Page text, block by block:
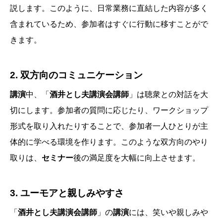
説します。このように、日常業務に直結した内容が多く
含まれているため、参加者はすぐに行動に移すことがで
きます。
2. 双方向のコミュニケーション
講演中、「 酒井とし夫講演会講師 」は聴衆との対話を大
切にします。参加者の質問に応じたり、ワークショップ
形式を取り入れたりすることで、参加者一人ひとりが主
体的に学べる環境を作ります。このような双方向のやり
取りは、 セミナー後の満足度を大幅に向上させます。
3. ユーモアと親しみやすさ
「 酒井とし夫講演会講師 」の講演には、笑いや親しみや